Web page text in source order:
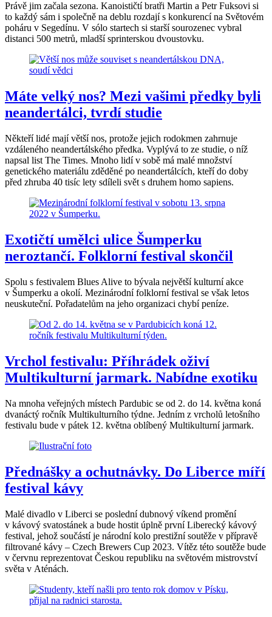
Právě jim začala sezona. Kanoističtí bratři Martin a Petr Fuksovi si
to každý sám i společně na deblu rozdají s konkurencí na Světovém
poháru v Segedínu. V sólo startech si starší sourozenec vybral
distanci 500 metrů, mladší sprinterskou dvoustovku.
Máte velký nos? Mezi vašimi předky byli
neandertálci, tvrdí studie
Někteří lidé mají větší nos, protože jejich rodokmen zahrnuje
vzdáleného neandertálského předka. Vyplývá to ze studie, o níž
napsal list The Times. Mnoho lidí v sobě má malé množství
genetického materiálu zděděné po neandertálcích, kteří do doby
před zhruba 40 tisíc lety sdíleli svět s druhem homo sapiens.
Exotičtí umělci ulice Šumperku
neroztančí. Folklorní festival skončil
Spolu s festivalem Blues Alive to bývala největší kulturní akce
v Šumperku a okolí. Mezinárodní folklorní festival se však letos
neuskuteční. Pořadatelům na jeho organizaci chybí peníze.
Vrchol festivalu: Příhrádek oživí
Multikulturní jarmark. Nabídne exotiku
Na mnoha veřejných místech Pardubic se od 2. do 14. května koná
dvanáctý ročník Multikulturního týdne. Jedním z vrcholů letošního
festivalu bude v pátek 12. května oblíbený Multikulturní jarmark.
Přednášky a ochutnávky. Do Liberce míří
festival kávy
Malé divadlo v Liberci se poslední dubnový víkend promění
v kávový svatostánek a bude hostit úplně první Liberecký kávový
festival, jehož součástí je národní kolo prestižní soutěže v přípravě
filtrované kávy – Czech Brewers Cup 2023. Vítěz této soutěže bude
v červnu reprezentovat Českou republiku na světovém mistrovství
světa v Aténách.